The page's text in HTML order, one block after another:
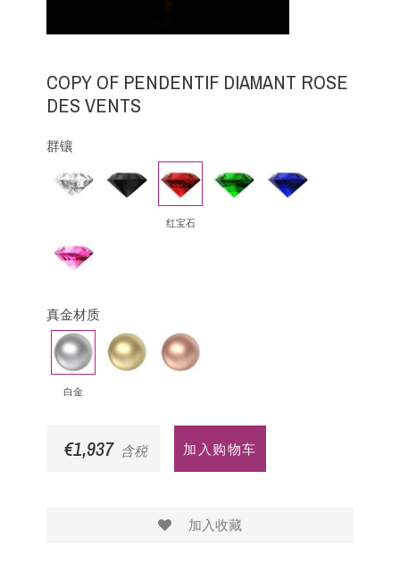
COPY OF PENDENTIF DIAMANT ROSE
DES VENTS
群镶
钻
石
黑
钻
红
宝
红宝石
祖
母
蓝
宝
粉
红
宝
真金材质
白
金
白金
黄
金
玫
瑰
€1,937 含税 加入购物车
加入收藏